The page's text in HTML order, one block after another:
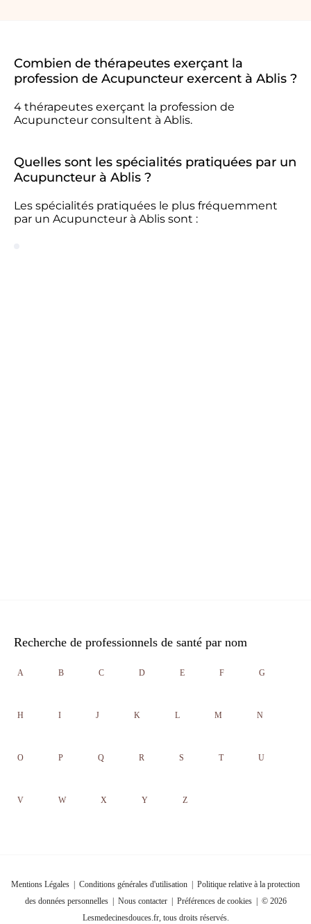
Combien de thérapeutes exerçant la
profession de Acupuncteur exercent à Ablis ?
4 thérapeutes exerçant la profession de
Acupuncteur consultent à Ablis.
Quelles sont les spécialités pratiquées par un
Acupuncteur à Ablis ?
Les spécialités pratiquées le plus fréquemment
par un Acupuncteur à Ablis sont :
Recherche de professionnels de santé par nom
A B C D E F G
H I J K L M N
O P Q R S T U
V W X Y Z
Mentions Légales Conditions générales d'utilisation
Politique relative à la protection
des données personnelles| Nous contacter| Préférences de cookies| © 2026
Lesmedecinesdouces.fr, tous droits réservés.